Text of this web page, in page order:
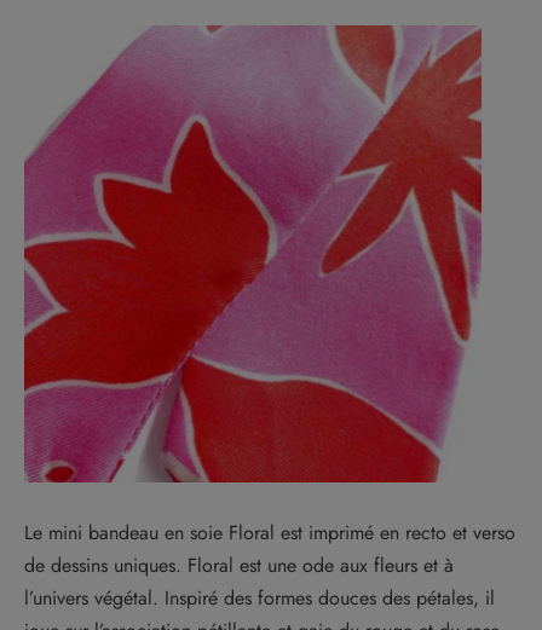
Le mini bandeau en soie Floral est imprimé en recto et verso
de dessins uniques. Floral est une ode aux fleurs et à
l’univers végétal. Inspiré des formes douces des pétales, il